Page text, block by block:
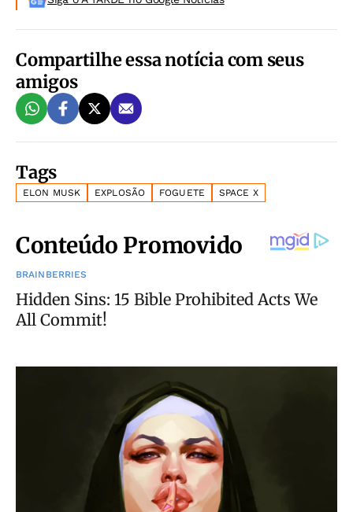
Compartilhe essa notícia com seus
amigos
Tags
ELON MUSK EXPLOSÃO FOGUETE SPACE X